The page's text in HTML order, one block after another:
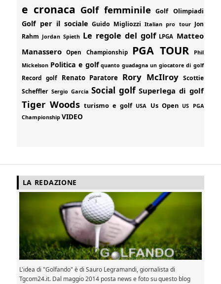
e cronaca Golf femminile Golf Olimpiadi
Golf per il sociale Guido Migliozzi Italian pro tour Jon
Rahm Jordan Spieth Le regole del golf LPGA Matteo
Manassero
Open Championship PGA TOUR
Phil
Mickelson Politica e golf quanto guadagna un giocatore di golf
Record golf Renato Paratore Rory McIlroy Scottie
Scheffler Sergio Garcia Social golf Superlega di golf
Tiger Woods turismo e golf USA Us Open US PGA
Championship VIDEO
LA REDAZIONE
L'idea di "Golfando" è di Sauro Legramandi, giornalista di
Tgcom24.it. Dal maggio 2014 posta news e foto su questo blog